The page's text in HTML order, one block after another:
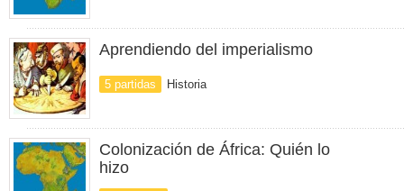
Aprendiendo del imperialismo
5 partidas Historia
Colonización de África: Quién lo
hizo